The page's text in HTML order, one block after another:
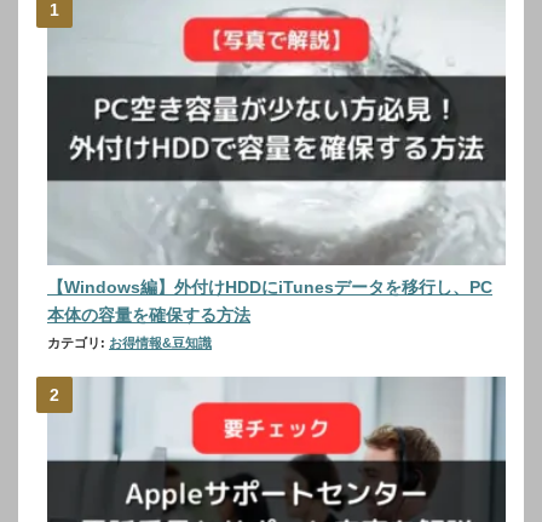
【Windows編】外付けHDDにiTunesデータを移行し、PC
本体の容量を確保する方法
カテゴリ: お得情報&豆知識